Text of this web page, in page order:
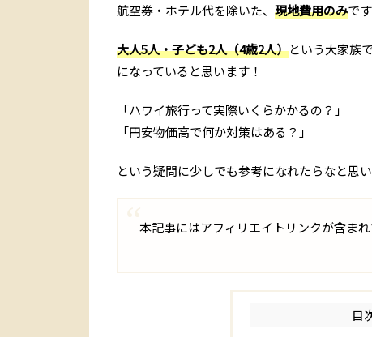
航空券・ホテル代を除いた、 現地費用のみで
大人5人・子ども2人（4歳2人）という大家族
になっていると思います！
「ハワイ旅行って実際いくらかかるの？」
「円安物価高で何か対策はある？」
という疑問に少しでも参考になれたらなと思
本記事にはアフィリエイトリンクが含まれ
目